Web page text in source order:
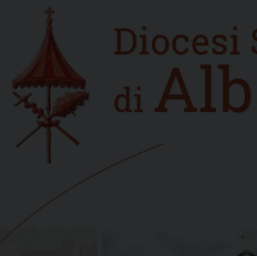
content
Home
new